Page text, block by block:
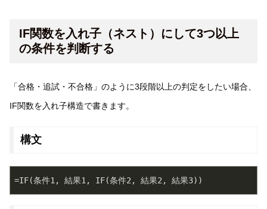
IF関数を入れ子（ネスト）にして3つ以上
の条件を判断する
「合格・追試・不合格」のように3段階以上の判定をしたい場合、
IF関数を入れ子構造で書きます。
構文